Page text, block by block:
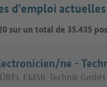
d'emploi
sur un total de 35.435
ne -
EMSR-Technik GmbH